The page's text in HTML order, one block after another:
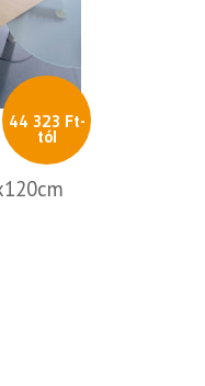
44 323 Ft-
tól